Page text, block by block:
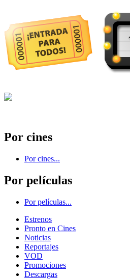
Por cines
Por cines...
Por películas
Por películas...
Estrenos
Pronto en Cines
Noticias
Reportajes
VOD
Promociones
Descargas